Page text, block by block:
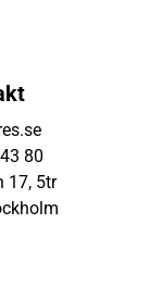
80
17, 5tr